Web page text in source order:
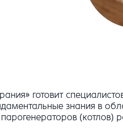
готовит
знания в
(котлов)